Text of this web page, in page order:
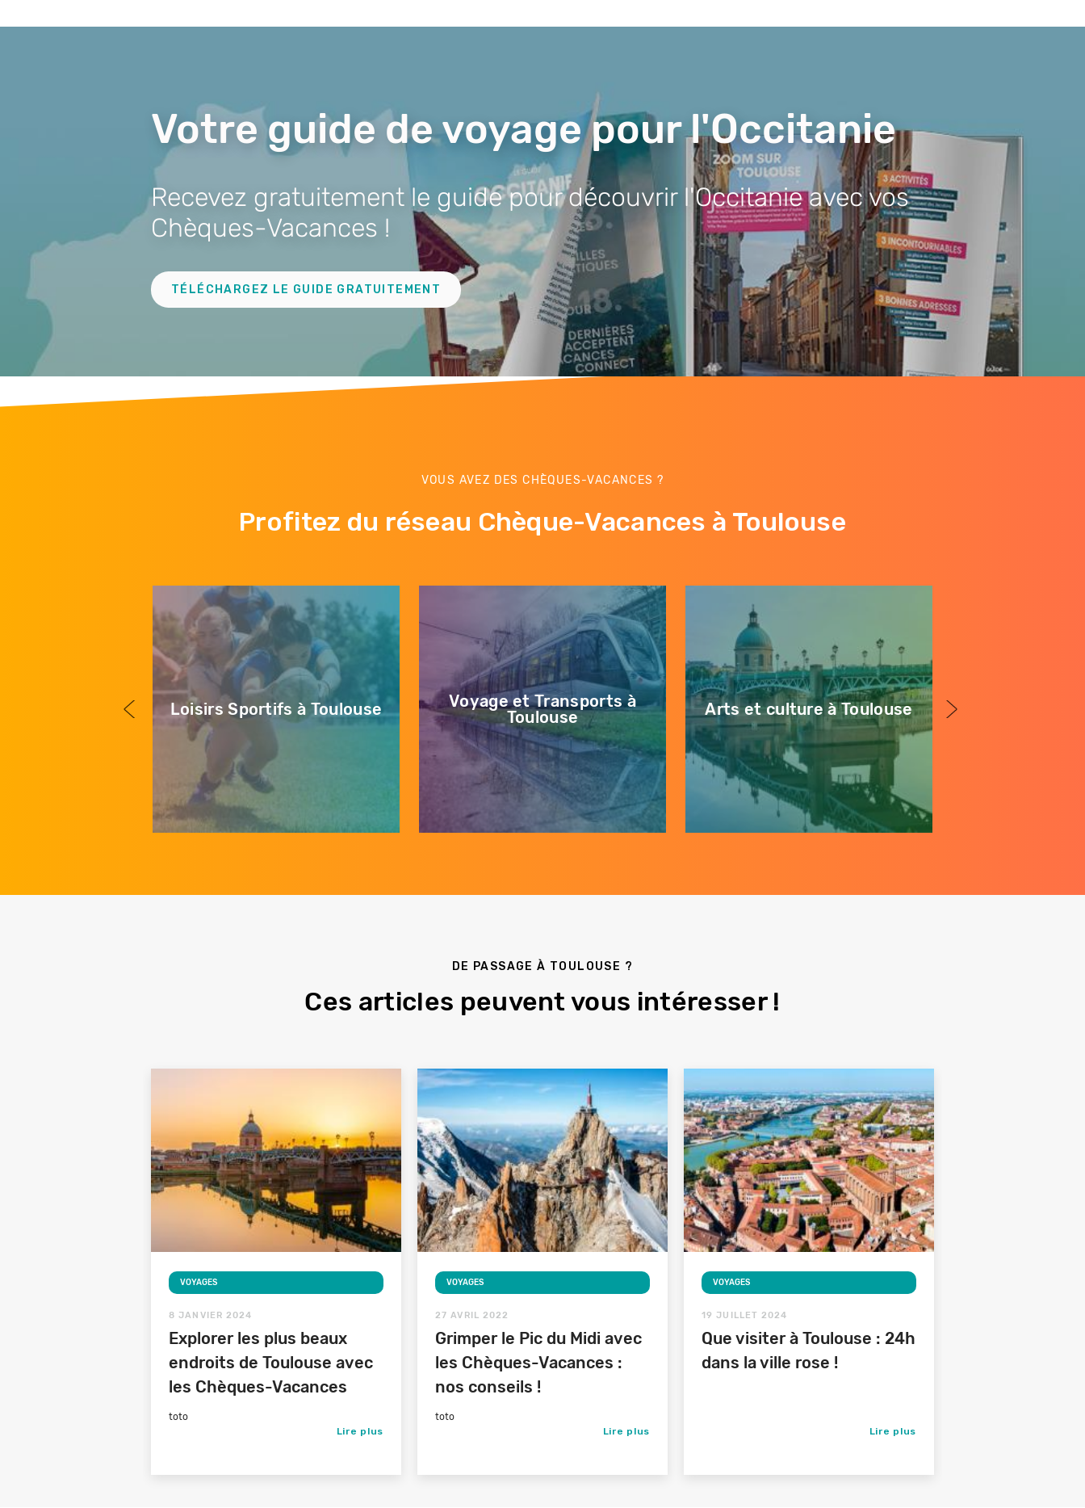
Votre guide de voyage pour l'Occitanie
Recevez gratuitement le guide pour découvrir l'Occitanie avec vos
Chèques-Vacances !
TÉLÉCHARGEZ LE GUIDE GRATUITEMENT
remontée
VOUS AVEZ DES CHÈQUES-VACANCES ?
Profitez du réseau Chèque-Vacances à Toulouse
Loisirs Sportifs à Toulouse
Voyage et Transports à
Toulouse
Arts et culture à Toulouse
DE PASSAGE À TOULOUSE ?
Ces articles peuvent vous intéresser !
VOYAGES
8 JANVIER 2024
Explorer les plus beaux
endroits de Toulouse avec
les Chèques-Vacances
toto
Lire plus
VOYAGES
27 AVRIL 2022
Grimper le Pic du Midi avec
les Chèques-Vacances :
nos conseils !
toto
Lire plus
VOYAGES
19 JUILLET 2024
Que visiter à Toulouse : 24h
dans la ville rose !
Lire plus